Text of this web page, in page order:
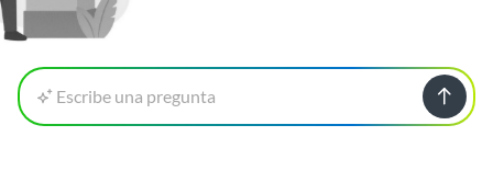
Escribe una pregunta